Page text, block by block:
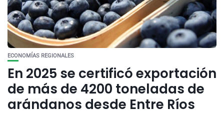
ECONOMÍAS REGIONALES
En 2025 se certificó exportación
de más de 4200 toneladas de
arándanos desde Entre Ríos